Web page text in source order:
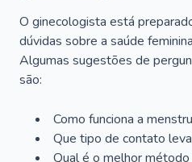
O ginecologista está
dúvidas sobre a saúde
Algumas sugestões de
são:
Como funciona a
Que tipo de contato
Qual é o melhor